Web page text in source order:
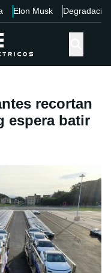
Elon Musk Degradación
recortan
espera batir